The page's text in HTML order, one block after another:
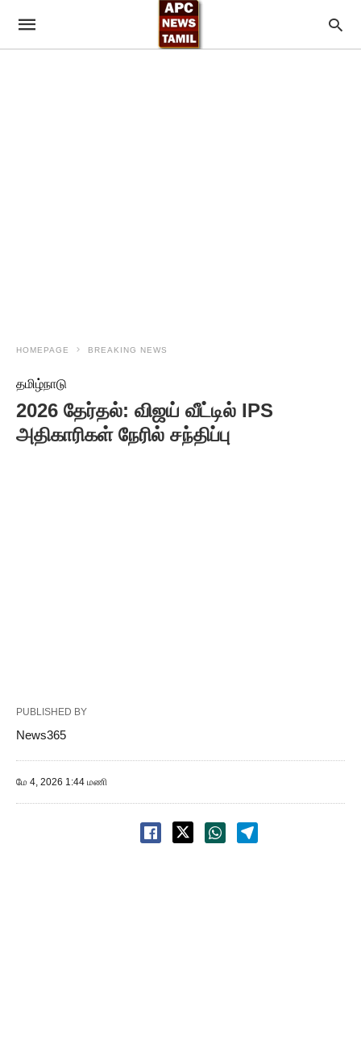
HOMEPAGE BREAKING NEWS
தமிழ்நாடு
2026 தேர்தல்: விஜய் வீட்டில் IPS
அதிகாரிகள் நேரில் சந்திப்பு
PUBLISHED BY
News365
மே 4, 2026 1:44 மணி